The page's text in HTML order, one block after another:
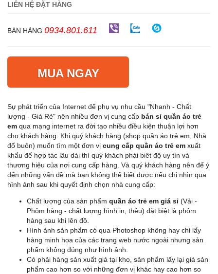
LIÊN HỆ ĐẶT HÀNG
BÁN HÀNG 0934.801.611
MUA NGAY
Sự phát triển của Internet để phụ vụ nhu cầu "Nhanh - Chất
lượng - Giá Rẻ" nên nhiều đơn vị cung cấp bán sỉ quần áo trẻ
em qua mạng internet ra đời tạo nhiều điều kiện thuận lợi hơn
cho khách hàng. Khi quý khách hàng (shop quần áo trẻ em, Nhà
đổ buôn) muốn tìm một đơn vị cung cấp quần áo trẻ em xuất
khẩu để hợp tác lâu dài thì quý khách phải biêt độ uy tín và
thương hiệu của nơi cung cấp hàng. Và quý khách hàng nên để ý
đến những vấn đề mà bạn không thể biết được nếu chỉ nhìn qua
hình ảnh sau khi quyết định chọn nhà cung cấp:
Chất lượng của sản phẩm quần áo trẻ em giá sỉ (Vải -
Phôm hàng - chất lượng hình in, thêu) đặt biệt là phôm
hàng sau khi lên đồ.
Hình ảnh sản phẩm có qua Photoshop không hay chỉ lấy
hàng minh họa của các trang web nước ngoài nhưng sản
phẩm không đúng như hình ảnh.
Có phải hàng sản xuất giá tại kho, sản phẩm lấy lại giá sản
phẩm cao hơn so với những đơn vị khác hay cao hơn so